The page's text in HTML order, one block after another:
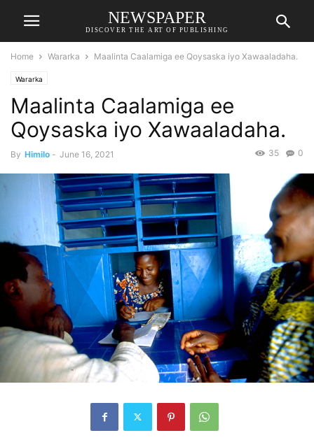
NEWSPAPER
DISCOVER THE ART OF PUBLISHING
Home Wararka Maalinta Caalamiga ee Qoysaska iyo Xawaaladaha.
Wararka
Maalinta Caalamiga ee
Qoysaska iyo Xawaaladaha.
By Himilo - June 16, 2021 0
35